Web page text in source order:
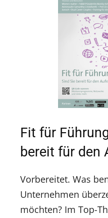
Fit für
bereit für den
Vorbereitet. Was
Unternehmen
möchten? Im Top-